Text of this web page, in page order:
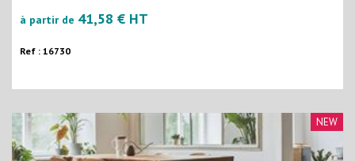
à partir de 41,58 € HT
Ref : 16730
NEW